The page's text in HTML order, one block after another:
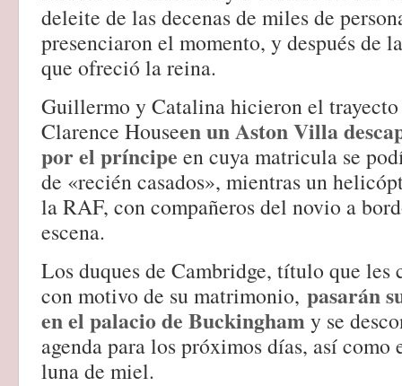
deleite de las decenas de miles de
presenciaron el momento, y después de
que ofreció la reina.
Guillermo y Catalina hicieron el
Clarence Houseen un Aston Villa
por el príncipe en cuya matricula se
de «recién casados», mientras un
la RAF, con compañeros del novio a
escena.
Los duques de Cambridge, título que les
con motivo de su matrimonio, pasarán
en el palacio de Buckinghamy se
agenda para los próximos días, así como
luna de miel.